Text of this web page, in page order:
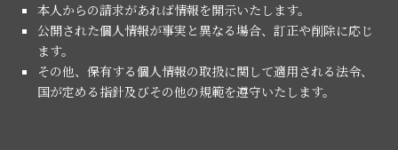
本人からの請求があれば情報を開示いたします。
公開された個人情報が事実と異なる場合、訂正や削除に応じ
ます。
その他、保有する個人情報の取扱に関して適用される法令、
国が定める指針及びその他の規範を遵守いたします。